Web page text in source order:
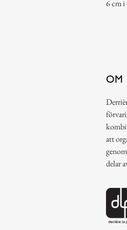
6 cm i
OM
att
delar